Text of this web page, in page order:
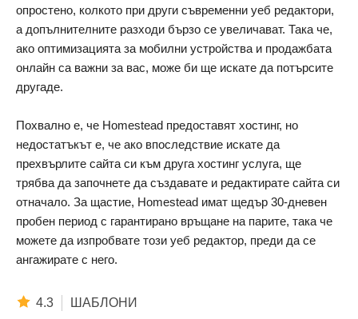
опростено, колкото при други съвременни уеб редактори,
а допълнителните разходи бързо се увеличават. Така че,
ако оптимизацията за мобилни устройства и продажбата
онлайн са важни за вас, може би ще искате да потърсите
другаде.
Похвално е, че Homestead предоставят хостинг, но
недостатъкът е, че ако впоследствие искате да
прехвърлите сайта си към друга хостинг услуга, ще
трябва да започнете да създавате и редактирате сайта си
отначало. За щастие, Homestead имат щедър 30-дневен
пробен период с гарантирано връщане на парите, така че
можете да изпробвате този уеб редактор, преди да се
ангажирате с него.
4.3 ШАБЛОНИ